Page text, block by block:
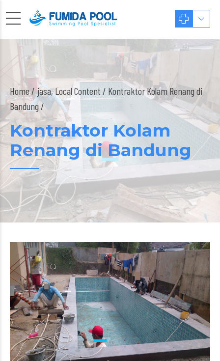
Home jasa,Local Content / Kontraktor Kolam Renang di
Bandung /
Kontraktor Kolam
Renang di Bandung